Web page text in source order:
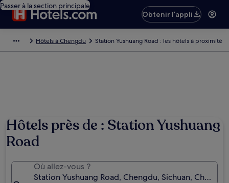
Passer à la section principale
Obtenir l’appli
Hôtels à Chengdu Station Yushuang Road : les hôtels à proximité
Hôtels près de : Station Yushuang
Road
Où allez-vous ?
Station Yushuang Road, Chengdu, Sichuan, Chine